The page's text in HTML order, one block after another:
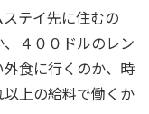
テイ先に住むの
４００ドルのレン
食に行くのか、時
上の給料で働くか